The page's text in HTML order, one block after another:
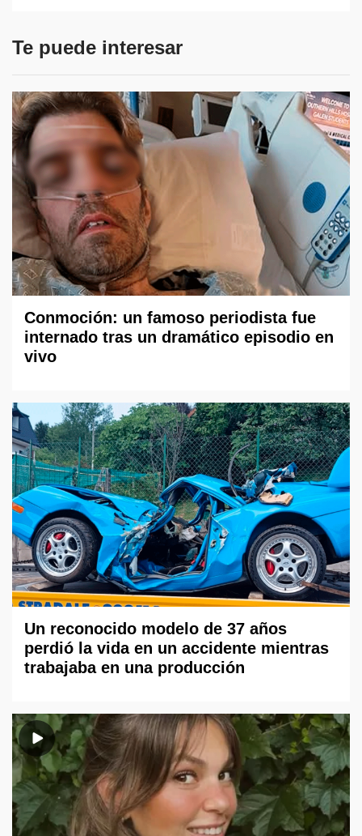
Te puede interesar
Conmoción: un famoso periodista fue
internado tras un dramático episodio en
vivo
Un reconocido modelo de 37 años
perdió la vida en un accidente mientras
trabajaba en una producción